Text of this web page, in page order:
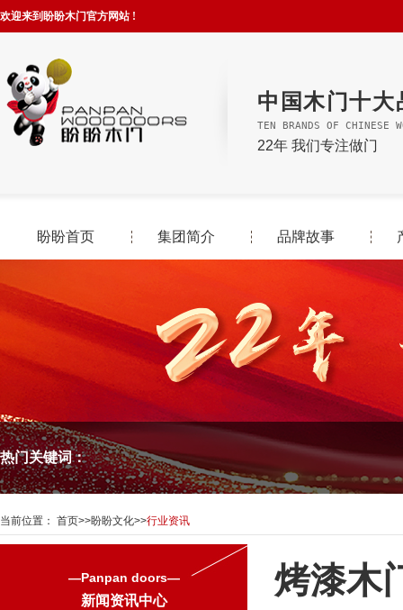
欢迎来到盼盼木门官方网站 !
中国木门十大
TEN BRANDS OF CHINESE
22年 我们专注做门
盼盼首页 集团简介 品牌故事
热门关键词：
当前位置： 首页>>盼盼文化>>行业资讯
—Panpan doors—
新闻资讯中心
烤漆木